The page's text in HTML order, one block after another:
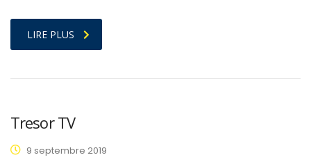
LIRE PLUS
Tresor TV
9 septembre 2019